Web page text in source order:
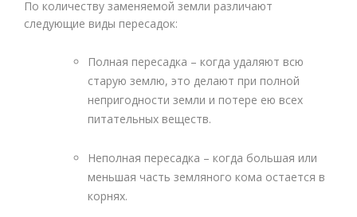
По количеству заменяемой земли различают
следующие виды пересадок:
Полная пересадка – когда удаляют всю
старую землю, это делают при полной
непригодности земли и потере ею всех
питательных веществ.
Неполная пересадка – когда большая или
меньшая часть земляного кома остается в
корнях.